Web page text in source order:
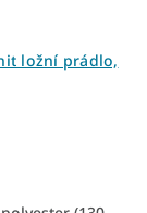
ložní prádlo,